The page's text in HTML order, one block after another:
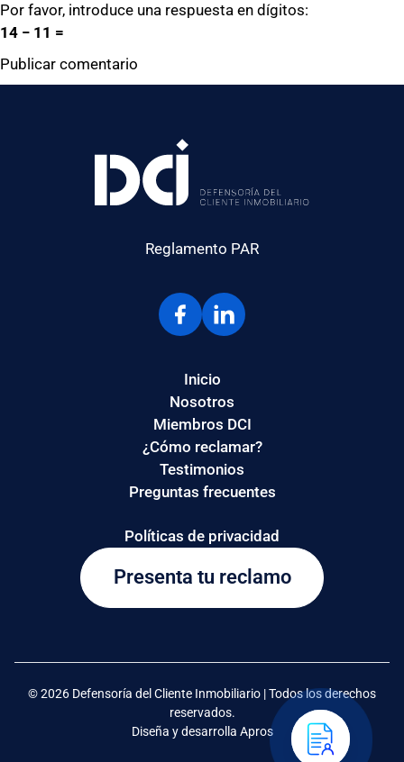
Por favor, introduce una respuesta en dígitos:
14 − 11 =
Reglamento PAR
Presenta tu reclamo
Inicio
Nosotros
Miembros DCI
¿Cómo reclamar?
Testimonios
Preguntas frecuentes
Políticas de privacidad
© 2026 Defensoría del Cliente Inmobiliario | Todos los derechos
reservados.
Diseña y desarrolla Apros